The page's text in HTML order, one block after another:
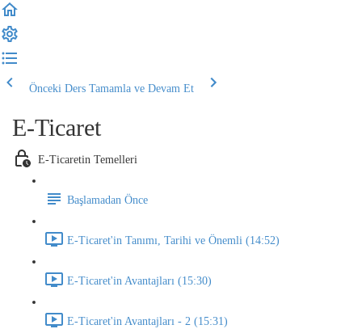
Önceki Ders Tamamla ve Devam Et
E-Ticaret
E-Ticaretin Temelleri
Başlamadan Önce
E-Ticaret'in Tanımı, Tarihi ve Önemli (14:52)
E-Ticaret'in Avantajları (15:30)
E-Ticaret'in Avantajları - 2 (15:31)